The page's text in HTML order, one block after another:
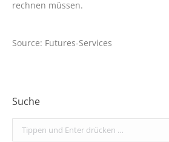
rechnen müssen.
Source: Futures-Services
Suche
Search: